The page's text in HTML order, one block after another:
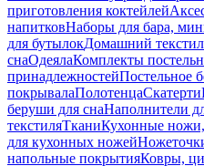
приготовления коктейлей
напитковНаборы для бара,
для бутылокДомашний
снаОдеялаКомплекты
принадлежностейПостельное
покрывалаПолотенцаСкатерти
беруши для снаНаполнители
текстиляТканиКухонные ножи,
для кухонных ножей
напольные покрытияКовры,